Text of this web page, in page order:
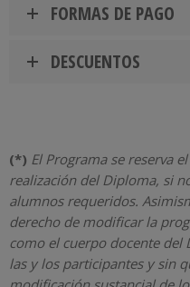
FORMAS DE PAGO
DESCUENTOS
(*) El Programa se reserva
realización del Diploma, si
alumnos requeridos.
derecho de modificar la
como el cuerpo docente del
las y los participantes y sin